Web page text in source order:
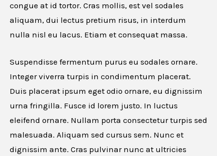
congue at id tortor. Cras mollis, est vel sodales
aliquam, dui lectus pretium risus, in interdum
nulla nisl eu lacus. Etiam et consequat massa.
Suspendisse fermentum purus eu sodales ornare.
Integer viverra turpis in condimentum placerat.
Duis placerat ipsum eget odio ornare, eu dignissim
urna fringilla. Fusce id lorem justo. In luctus
eleifend ornare. Nullam porta consectetur turpis sed
malesuada. Aliquam sed cursus sem. Nunc et
dignissim ante. Cras pulvinar nunc at ultricies